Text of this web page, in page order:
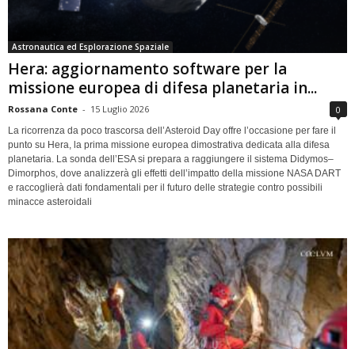
Astronautica ed Esplorazione Spaziale
Hera: aggiornamento software per la
missione europea di difesa planetaria in...
Rossana Conte - 15 Luglio 2026 0
La ricorrenza da poco trascorsa dell’Asteroid Day offre l’occasione per fare il
punto su Hera, la prima missione europea dimostrativa dedicata alla difesa
planetaria. La sonda dell’ESA si prepara a raggiungere il sistema Didymos–
Dimorphos, dove analizzerà gli effetti dell’impatto della missione NASA DART
e raccoglierà dati fondamentali per il futuro delle strategie contro possibili
minacce asteroidali